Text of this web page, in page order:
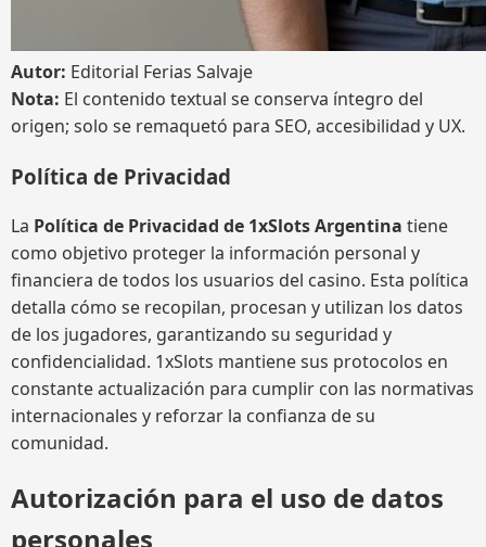
Autor: Editorial Ferias Salvaje
Nota: El contenido textual se conserva íntegro del
origen; solo se remaquetó para SEO, accesibilidad y UX.
Política de Privacidad
La Política de Privacidad de 1xSlots Argentina tiene
como objetivo proteger la información personal y
financiera de todos los usuarios del casino. Esta política
detalla cómo se recopilan, procesan y utilizan los datos
de los jugadores, garantizando su seguridad y
confidencialidad. 1xSlots mantiene sus protocolos en
constante actualización para cumplir con las normativas
internacionales y reforzar la confianza de su
comunidad.
Autorización para el uso de datos
personales